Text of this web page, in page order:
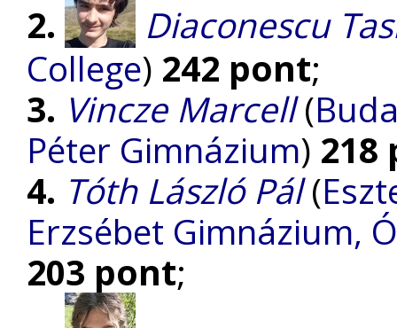
2.
Diaconescu
College) 242 pont;
3. Vincze Marcell(
Péter Gimnázium) 218
4. Tóth László Pál(
Erzsébet Gimnázium,
203 pont;